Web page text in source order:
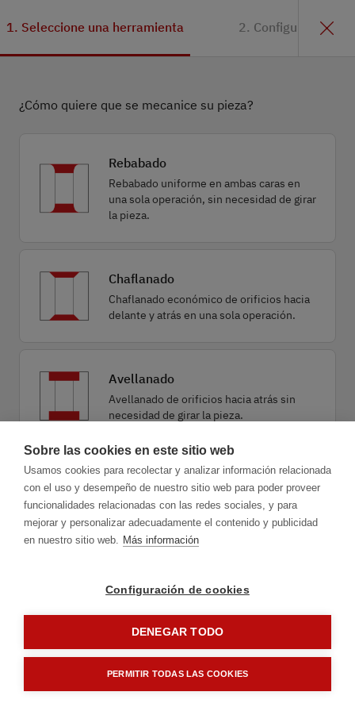
1. Seleccione una herramienta 2. Configuración
1.1 Aplicación
¿Cómo quiere que se mecanice su pieza?
Rebabado
Rebabado uniforme en ambas caras en
una sola operación, sin necesidad de girar
la pieza.
Chaflanado
Chaflanado económico de orificios hacia
delante y atrás en una sola operación.
Avellanado
Avellanado de orificios hacia atrás sin
necesidad de girar la pieza.
Taladrado combinado
Taladrado combinado económico de
rebabado, chaflanado o avellanado.
Sobre las cookies en este sitio web
Usamos cookies para recolectar y analizar información relacionada
con el uso y desempeño de nuestro sitio web para poder proveer
funcionalidades relacionadas con las redes sociales, y para
mejorar y personalizar adecuadamente el contenido y publicidad
en nuestro sitio web. Más información
Configuración de cookies
DENEGAR TODO
PERMITIR TODAS LAS COOKIES